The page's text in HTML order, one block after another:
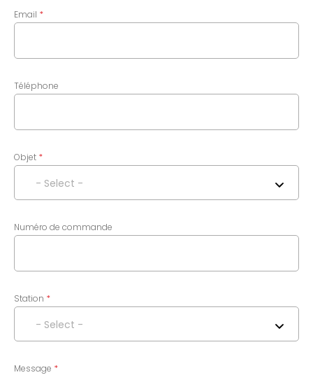
Email
Téléphone
Objet
- Select -
Numéro de commande
Station
- Select -
Message